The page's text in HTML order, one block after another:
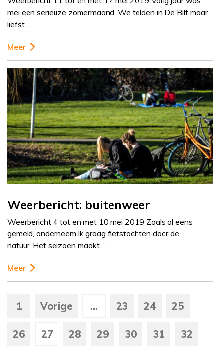
mei een serieuze zomermaand. We telden in De Bilt maar
liefst…
Meer
Weerbericht: buitenweer
Weerbericht 4 tot en met 10 mei 2019 Zoals al eens
gemeld, onderneem ik graag fietstochten door de
natuur. Het seizoen maakt…
Meer
1 Vorige ... 23 24 25
26 27 28 29 30 31 32